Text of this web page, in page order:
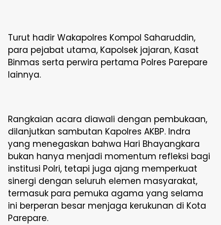
Turut hadir Wakapolres Kompol Saharuddin,
para pejabat utama, Kapolsek jajaran, Kasat
Binmas serta perwira pertama Polres Parepare
lainnya.
Rangkaian acara diawali dengan pembukaan,
dilanjutkan sambutan Kapolres AKBP. Indra
yang menegaskan bahwa Hari Bhayangkara
bukan hanya menjadi momentum refleksi bagi
institusi Polri, tetapi juga ajang memperkuat
sinergi dengan seluruh elemen masyarakat,
termasuk para pemuka agama yang selama
ini berperan besar menjaga kerukunan di Kota
Parepare.